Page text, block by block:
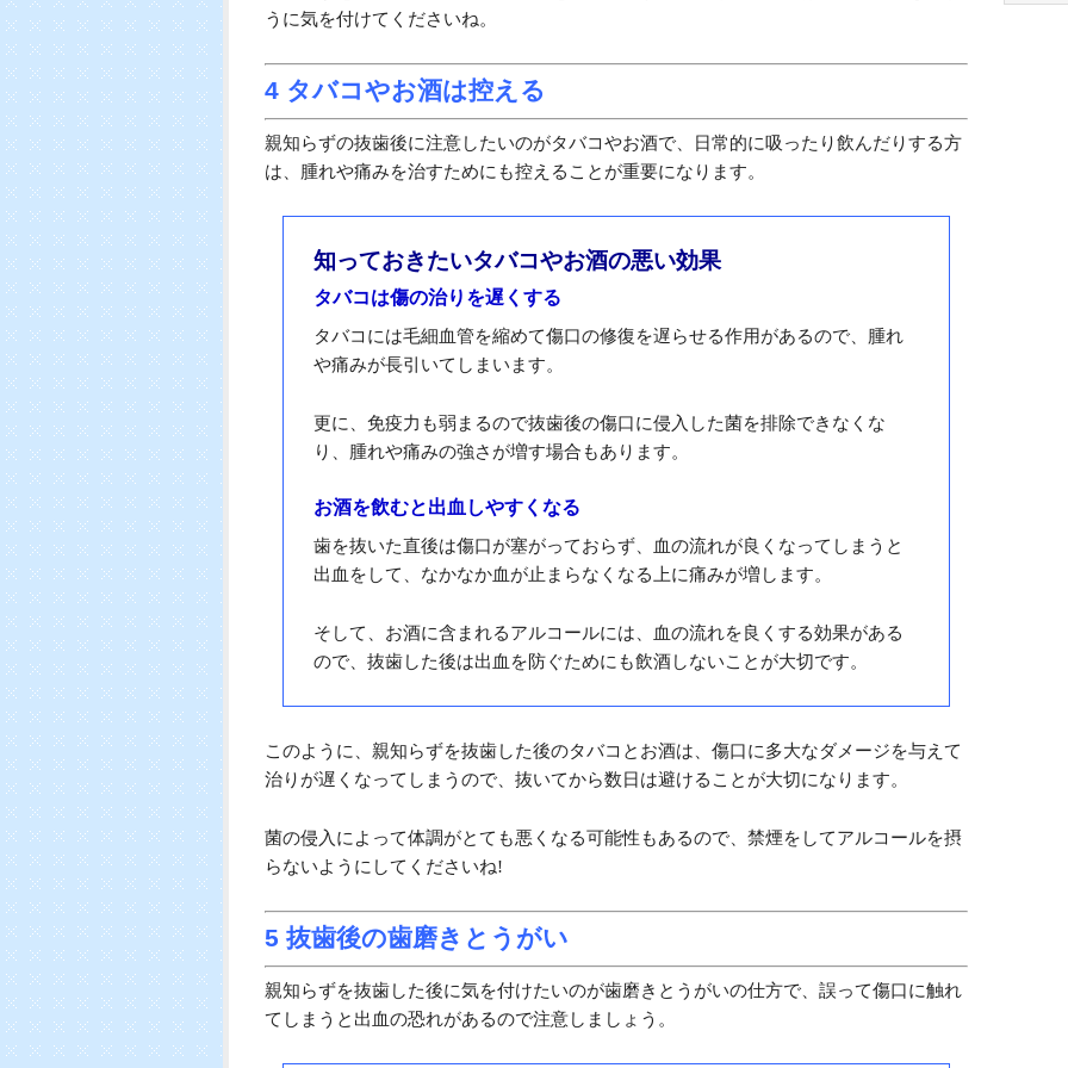
親知らずを抜歯した後は、どうしても傷の状態が気になって舌や手で触ってしまいがち
傷口を触ることで出血もしやすくなり、後の対処が大変になる上に、腫れや痛みがなか
なか治らなくなってしまいます。
まで意識しないようにしましょう。
また、血の流れが良くなると出血しやすくなるので、抜歯をした後は激しい運動を避け
て、家の中で安静にして過ごすことが大切になります。
親知らずを抜歯した後の腫れや痛みを早めに治すためにも、傷口には絶対に触らないよ
4 タバコやお酒は控える
親知らずの抜歯後に注意したいのがタバコやお酒で、日常的に吸ったり飲んだりする方
は、腫れや痛みを治すためにも控えることが重要になります。
知っておきたいタバコやお酒の悪い効果
タバコは傷の治りを遅くする